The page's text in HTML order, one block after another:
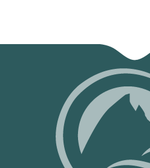
analyse sous ses différentes
LIRE LA SUITE